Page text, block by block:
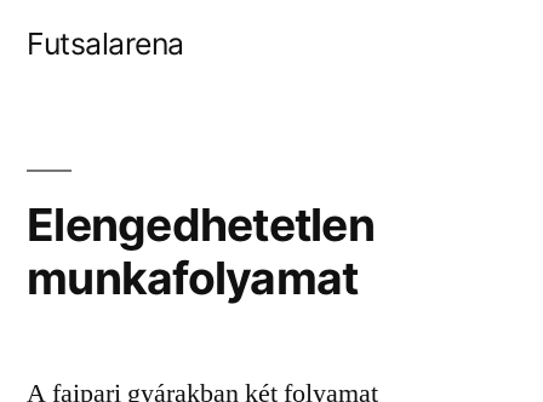
Futsalarena
Elengedhetetlen
munkafolyamat
A faipari gyárakban két folyamat